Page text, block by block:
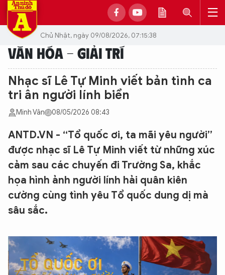
Chủ Nhật, ngày 09/08/2026, 07:15:38
VĂN HÓA - GIẢI TRÍ
Nhạc sĩ Lê Tự Minh viết bản tình ca
tri ân người lính biển
Minh Vân 08/05/2026 08:43
ANTD.VN - “Tổ quốc ơi, ta mãi yêu người”
được nhạc sĩ Lê Tự Minh viết từ những xúc
cảm sau các chuyến đi Trường Sa, khắc
họa hình ảnh người lính hải quân kiên
cường cùng tình yêu Tổ quốc dung dị mà
sâu sắc.